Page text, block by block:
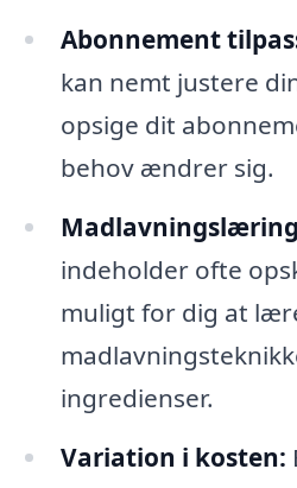
Abonnement
kan nemt justere
opsige dit
behov ændrer sig.
indeholder ofte
muligt for dig at
ingredienser.
Variation i kosten: